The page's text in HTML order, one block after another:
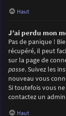
Haut
J’ai perdu mon
Pas de panique !
récupéré, il peut
sur la page de
passe. Suivez les
nouveau vous
Si toutefois vous
contactez un
Haut